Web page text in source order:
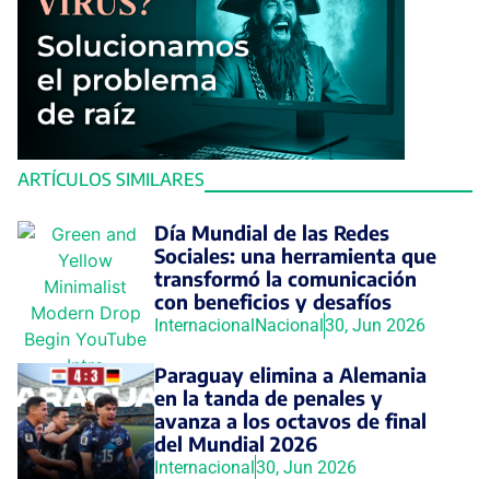
ARTÍCULOS SIMILARES
Día Mundial de las Redes
Sociales: una herramienta que
transformó la comunicación
con beneficios y desafíos
InternacionalNacional30, Jun 2026
Paraguay elimina a Alemania
en la tanda de penales y
avanza a los octavos de final
del Mundial 2026
Internacional30, Jun 2026